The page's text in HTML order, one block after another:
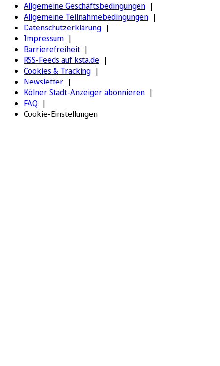
Allgemeine Geschäftsbedingungen
Allgemeine Teilnahmebedingungen
Datenschutzerklärung
Impressum
Barrierefreiheit
RSS-Feeds auf ksta.de
Cookies & Tracking
Newsletter
Kölner Stadt-Anzeiger abonnieren
FAQ
Cookie-Einstellungen